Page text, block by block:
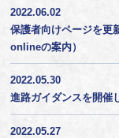
2022.06.02
保護者向けページを更
onlineの案内）
2022.05.30
進路ガイダンスを開催
2022.05.27